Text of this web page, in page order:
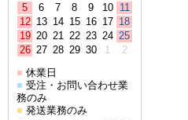
5
6 7 8 9 10
11
12 13 14 15 16 17 18
19 20 21 22 23 24 25
26 27 28 29 30 1 2
■ 休業日
■ 受注・お問い合わせ業
務のみ
■ 発送業務のみ